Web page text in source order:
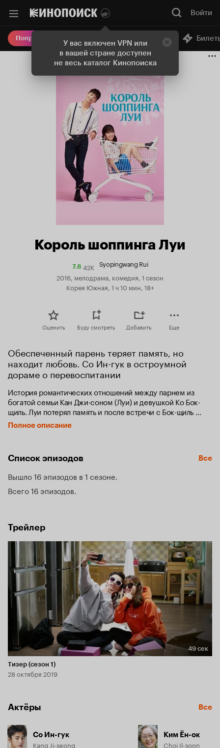
У вас включен VPN или
в вашей стране доступен
не весь каталог Кинопоиска
Войти
Попробовать Плюс Онлайн-кинотеатр
Король шоппинга Луи
7.8Рейтинг
42K Syopingwang Rui
2016, мелодрама, комедия, 1 сезон
Корея Южная, 1 ч 10 мин, 18+
Оценить Буду смотреть Добавить Еще
Обеспеченный парень теряет память, но
находит любовь. Со Ин-гук в остроумной
дораме о перевоспитании
История романтических отношений между парнем из
богатой семьи Кан Джи-соном (Луи) и девушкой Ко Бок-
щиль. Луи потерял память и после встречи с Бок-щиль
заново учится жить и открывает для себя настоящую
любовь.
Полное описание
Список эпизодов Все
Вышло 16 эпизодов в 1 сезоне
Всего 16 эпизодов
Трейлер
Длительность 49 сек
49 сек
Тизер (сезон 1)
28 октября 2019
Актёры Все
Со Ин-гук
Kang Ji-seong
Ким Ён-ок
Choi Il-soon